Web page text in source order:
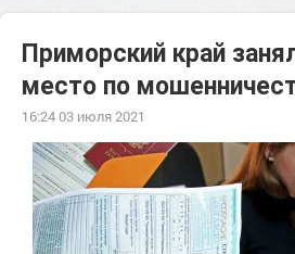
Приморский край
место по
16:24 03 июля 2021